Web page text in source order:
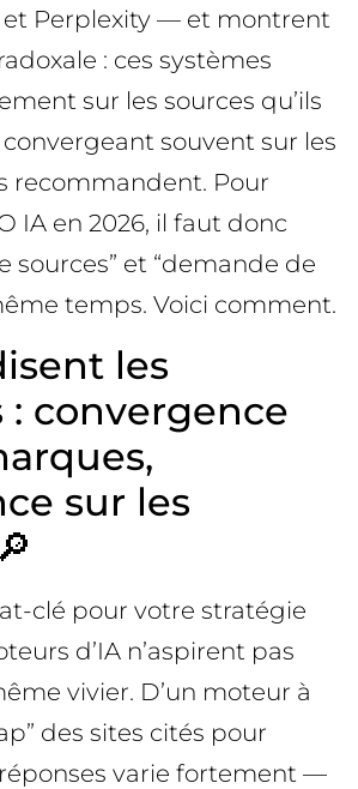
et Perplexity — et montrent
: ces systèmes
sur les sources qu’ils
souvent sur les
recommandent. Pour
IA en 2026, il faut donc
sources” et “demande de
temps. Voici comment.
les
: convergence
sur les
clé pour votre stratégie
d’IA n’aspirent pas
vivier. D’un moteur à
des sites cités pour
varie fortement —